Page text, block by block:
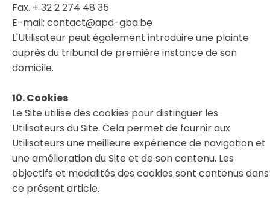
Fax. + 32 2 274 48 35
E-mail: contact@apd-gba.be
L'Utilisateur peut également introduire une plainte
auprès du tribunal de première instance de son
domicile.
10. Cookies
Le Site utilise des cookies pour distinguer les
Utilisateurs du Site. Cela permet de fournir aux
Utilisateurs une meilleure expérience de navigation et
une amélioration du Site et de son contenu. Les
objectifs et modalités des cookies sont contenus dans
ce présent article.